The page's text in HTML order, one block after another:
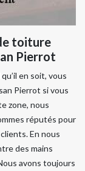
toiture
Pierrot
en soit, vous
Pierrot si vous
zone, nous
réputés pour
En nous
des mains
avons toujours